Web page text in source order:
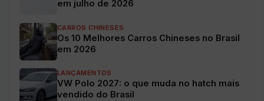
em julho de 2026
CARROS CHINESES
Os 10 Melhores Carros Chineses no Brasil
em 2026
LANÇAMENTOS
VW Polo 2027: o que muda no hatch mais
vendido do Brasil